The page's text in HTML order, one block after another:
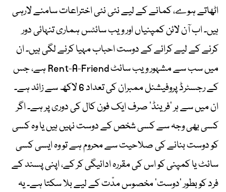
اٹھاتے ہوے، کمانے کے لیے نئی نئی اختراعات سامنے لارہی
ہیں۔ اب آن لائن کمپنیاں اور ویب سائٹس ہماری تنہائی دور
کرنے کے لیے کرائے کے دوست احباب مہیا کرنے لگی ہیں۔ ان
میں سب سے مشہور ویب سائٹ Rent-A-Friend ہے، جس
کے رجسٹرڈ پروفیشنل ممبران کی تعداد 6 لاکھ سے زائد ہے۔
ان میں سے ہر ’فرینڈ‘ صرف ایک فون کال کی دوری پر ہے۔ اگر
کسی بھی وجہ سے کسی شخص کے دوست نہیں ہیں یا وہ کسی
کو دوست بنانے کی صلاحیت سے محروم ہے تو وہ ایسی کسی
سائٹ یا کمپنی کو اس کی مقررہ ادائیگی کر کے، اپنی پسند کے
فرد کو بطور ’دوست‘ مخصوس مدّت کے لیے بلا سکتا ہے۔ یہ